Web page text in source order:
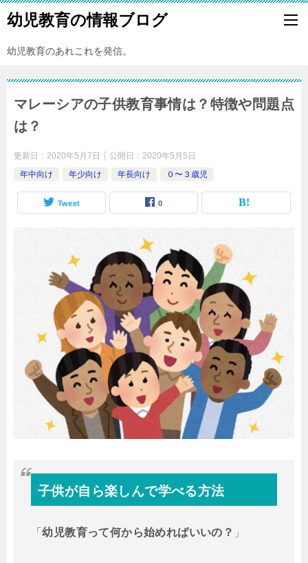
幼児教育の情報ブログ
幼児教育のあれこれを発信。
マレーシアの子供教育事情は？特徴や問題点
は？
更新日： 2020年5月7日 公開日： 2020年5月5日
年中向け
年少向け 年長向け ０〜３歳児
Tweet 0
子供が自ら楽しんで学べる方法
「幼児教育って何から始めればいいの？ 」